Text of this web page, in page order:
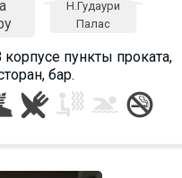
Н.Гудаури
Палас
пункты проката,
бар.